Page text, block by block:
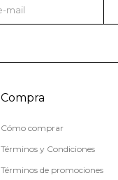
Compra
Cómo comprar
Términos y Condiciones
Términos de promociones